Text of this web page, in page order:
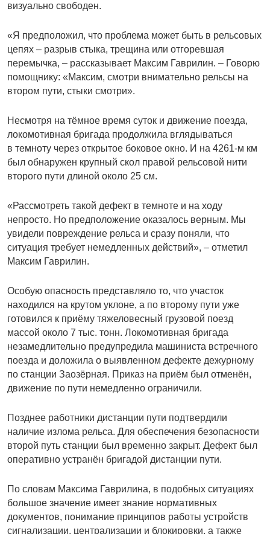
визуально свободен.
«Я предположил, что проблема может быть в рельсовых
цепях – разрыв стыка, трещина или отгоревшая
перемычка, – рассказывает Максим Гаврилин. – Говорю
помощнику: «Максим, смотри внимательно рельсы на
втором пути, стыки смотри».
Несмотря на тёмное время суток и движение поезда,
локомотивная бригада продолжила вглядываться
в темноту через открытое боковое окно. И на 4261-м км
был обнаружен крупный скол правой рельсовой нити
второго пути длиной около 25 см.
«Рассмотреть такой дефект в темноте и на ходу
непросто. Но предположение оказалось верным. Мы
увидели повреждение рельса и сразу поняли, что
ситуация требует немедленных действий», – отметил
Максим Гаврилин.
Особую опасность представляло то, что участок
находился на крутом уклоне, а по второму пути уже
готовился к приёму тяжеловесный грузовой поезд
массой около 7 тыс. тонн. Локомотивная бригада
незамедлительно предупредила машиниста встречного
поезда и доложила о выявленном дефекте дежурному
по станции Заозёрная. Приказ на приём был отменён,
движение по пути немедленно ограничили.
Позднее работники дистанции пути подтвердили
наличие излома рельса. Для обеспечения безопасности
второй путь станции был временно закрыт. Дефект был
оперативно устранён бригадой дистанции пути.
По словам Максима Гаврилина, в подобных ситуациях
большое значение имеет знание нормативных
документов, понимание принципов работы устройств
сигнализации, централизации и блокировки, а также